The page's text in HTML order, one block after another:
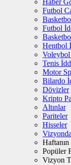
Haber
Futbol
Futbol
Hentbol
Voleybol
Tenis
Motor
Bilardo
Dövizler
Kripto
Altınlar
Pariteler
Hisseler
Popüler
Vizyon